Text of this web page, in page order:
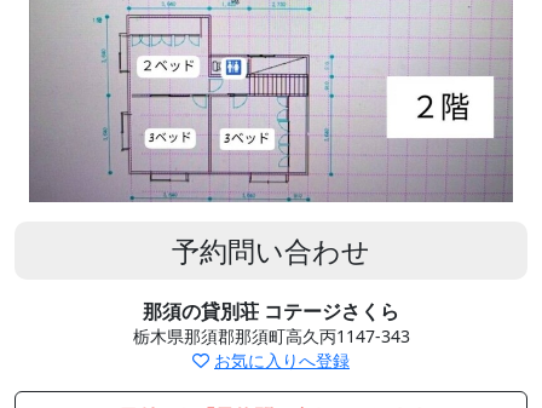
予約問い合わせ
那須の貸別荘 コテージさくら
栃木県那須郡那須町高久丙1147-343
お気に入りへ登録